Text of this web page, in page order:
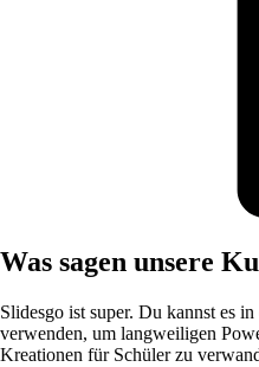
Was sagen unsere
Slidesgo ist super. Du kannst es
verwenden, um langweiligen
Kreationen für Schüler zu